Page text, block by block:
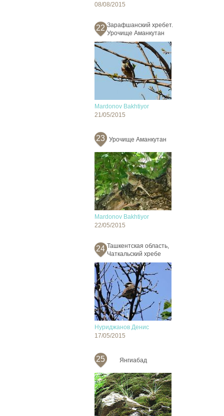
08/08/2015
22 Зарафшанский хребет.
Урочище Аманкутан
Mardonov Bakhtiyor
21/05/2015
23 Урочище Аманкутан
Mardonov Bakhtiyor
22/05/2015
24 Ташкентская область,
Чаткальский хребе
Нуриджанов Денис
17/05/2015
25 Янгиабад